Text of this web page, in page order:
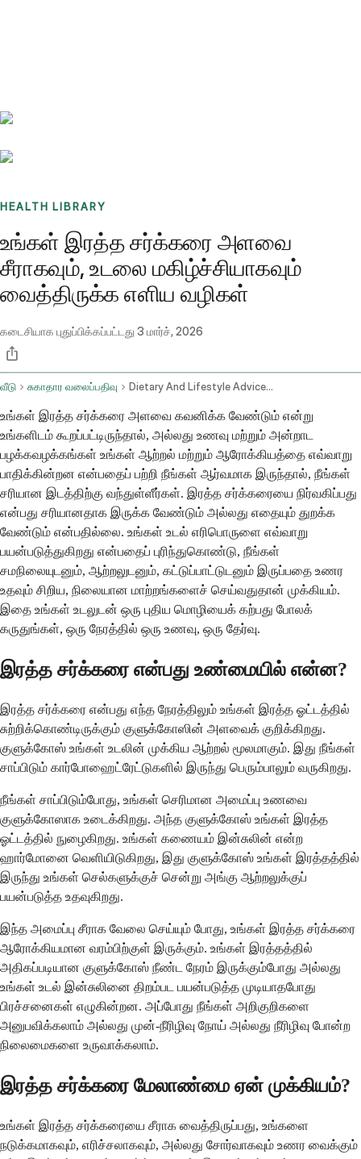
HEALTH LIBRARY
உங்கள் இரத்த சர்க்கரை அளவை
சீராகவும், உடலை மகிழ்ச்சியாகவும்
வைத்திருக்க எளிய வழிகள்
கடைசியாக புதுப்பிக்கப்பட்டது 3 மார்ச், 2026
வீடு சுகாதார வலைப்பதிவு Dietary And Lifestyle Advice For Managing Blood Sugar Levels
உங்கள் இரத்த சர்க்கரை அளவை கவனிக்க வேண்டும் என்று
உங்களிடம் கூறப்பட்டிருந்தால், அல்லது உணவு மற்றும் அன்றாட
பழக்கவழக்கங்கள் உங்கள் ஆற்றல் மற்றும் ஆரோக்கியத்தை எவ்வாறு
பாதிக்கின்றன என்பதைப் பற்றி நீங்கள் ஆர்வமாக இருந்தால், நீங்கள்
சரியான இடத்திற்கு வந்துள்ளீர்கள். இரத்த சர்க்கரையை நிர்வகிப்பது
என்பது சரியானதாக இருக்க வேண்டும் அல்லது எதையும் துறக்க
வேண்டும் என்பதில்லை. உங்கள் உடல் எரிபொருளை எவ்வாறு
பயன்படுத்துகிறது என்பதைப் புரிந்துகொண்டு, நீங்கள்
சமநிலையுடனும், ஆற்றலுடனும், கட்டுப்பாட்டுடனும் இருப்பதை உணர
உதவும் சிறிய, நிலையான மாற்றங்களைச் செய்வதுதான் முக்கியம்.
இதை உங்கள் உடலுடன் ஒரு புதிய மொழியைக் கற்பது போலக்
கருதுங்கள், ஒரு நேரத்தில் ஒரு உணவு, ஒரு தேர்வு.
இரத்த சர்க்கரை என்பது உண்மையில் என்ன?
இரத்த சர்க்கரை என்பது எந்த நேரத்திலும் உங்கள் இரத்த ஓட்டத்தில்
சுற்றிக்கொண்டிருக்கும் குளுக்கோஸின் அளவைக் குறிக்கிறது.
குளுக்கோஸ் உங்கள் உடலின் முக்கிய ஆற்றல் மூலமாகும். இது நீங்கள்
சாப்பிடும் கார்போஹைட்ரேட்டுகளில் இருந்து பெரும்பாலும் வருகிறது.
நீங்கள் சாப்பிடும்போது, ​​உங்கள் செரிமான அமைப்பு உணவை
குளுக்கோஸாக உடைக்கிறது. அந்த குளுக்கோஸ் உங்கள் இரத்த
ஓட்டத்தில் நுழைகிறது. உங்கள் கணையம் இன்சுலின் என்ற
ஹார்மோனை வெளியிடுகிறது, இது குளுக்கோஸ் உங்கள் இரத்தத்தில்
இருந்து உங்கள் செல்களுக்குச் சென்று அங்கு ஆற்றலுக்குப்
பயன்படுத்த உதவுகிறது.
இந்த அமைப்பு சீராக வேலை செய்யும் போது, ​​உங்கள் இரத்த சர்க்கரை
ஆரோக்கியமான வரம்பிற்குள் இருக்கும். உங்கள் இரத்தத்தில்
அதிகப்படியான குளுக்கோஸ் நீண்ட நேரம் இருக்கும்போது அல்லது
உங்கள் உடல் இன்சுலினை திறம்பட பயன்படுத்த முடியாதபோது
பிரச்சனைகள் எழுகின்றன. அப்போது நீங்கள் அறிகுறிகளை
அனுபவிக்கலாம் அல்லது முன்-நீரிழிவு நோய் அல்லது நீரிழிவு போன்ற
நிலைமைகளை உருவாக்கலாம்.
இரத்த சர்க்கரை மேலாண்மை ஏன் முக்கியம்?
உங்கள் இரத்த சர்க்கரையை சீராக வைத்திருப்பது, உங்களை
நடுக்கமாகவும், எரிச்சலாகவும், அல்லது சோர்வாகவும் உணர வைக்கும்